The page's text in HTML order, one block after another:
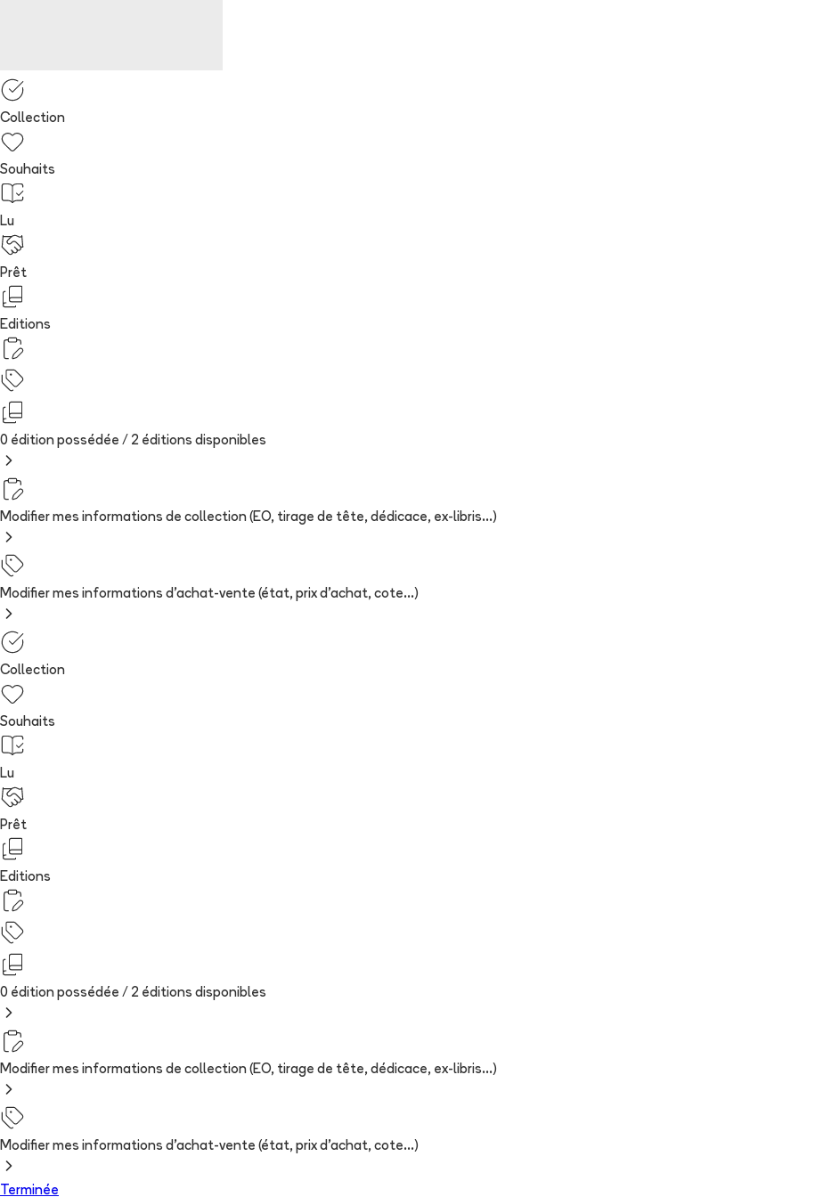
Collection
Souhaits
Lu
Prêt
Editions
0 édition possédée / 2 éditions disponibles
Modifier mes informations de collection (EO, tirage de tête, dédicace, ex-libris...)
Modifier mes informations d'achat-vente (état, prix d'achat, cote...)
Collection
Souhaits
Lu
Prêt
Editions
0 édition possédée / 2 éditions disponibles
Modifier mes informations de collection (EO, tirage de tête, dédicace, ex-libris...)
Modifier mes informations d'achat-vente (état, prix d'achat, cote...)
Terminée